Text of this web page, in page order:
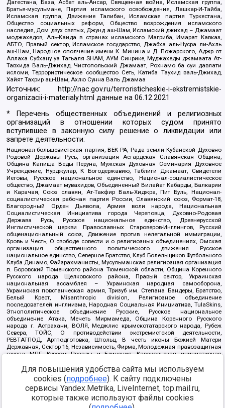
Дагестана, База, Асбат аль-Ансар, Священная война, Исламская группа,
Братья-мусульмане, Партия исламского освобождения, Лашкар-И-Тайба,
Исламская группа, Движение Талибан, Исламская партия Туркестана,
Общество социальных реформ, Общество возрождения исламского
наследия, Дом двух святых, Джунд аш-Шам, Исламский джихад – Джамаат
моджахедов, Аль-Каида в странах исламского Магриба, Имарат Кавказ,
АБТО, Правый сектор, Исламское государство, Джабха аль-Нусра ли-Ахль
аш-Шам, Народное ополчение имени К. Минина и Д. Пожарского, Аджр от
Аллаха Субхану уа Тагьаля SHAM, АУМ Синрике, Муджахеды джамаата Ат-
Тавхида Валь-Джихад, Чистопольский Джамаат, Рохнамо ба суи давлати
исломи, Террористическое сообщество Сеть, Катиба Таухид валь-Джихад,
Хайят Тахрир аш-Шам, Ахлю Сунна Валь Джамаа
Источник:
http://nac.gov.ru/terroristicheskie-i-ekstremistskie-
organizacii-i-materialy.html данные на06.12.2021
* Перечень общественных объединений и религиозных
организаций в отношении которых судом принято
вступившее в законную силу решение о ликвидации или
запрете деятельности:
Национал-большевистская партия, ВЕК РА, Рада земли Кубанской Духовно
Родовой Державы Русь, организация Асгардская Славянская Община,
Община Капища Веды Перуна, Мужская Духовная Семинария Духовное
Учреждение, Нурджулар, К Богодержавию, Таблиги Джамаат, Свидетели
Иеговы, Русское национальное единство, Национал-социалистическое
общество, Джамаат мувахидов, Объединенный Вилайат Кабарды, Балкарии
и Карачая, Союз славян, Ат-Такфир Валь-Хиджра, Пит Буль, Национал-
социалистическая рабочая партия России, Славянский союз, Формат-18,
Благородный Орден Дьявола, Армия воли народа, Национальная
Социалистическая Инициатива города Череповца, Духовно-Родовая
Держава Русь, Русское национальное единство, Древнерусской
Инглистической церкви Православных Староверов-Инглингов, Русский
общенациональный союз, Движение против нелегальной иммиграции,
Кровь и Честь, О свободе совести и о религиозных объединениях, Омская
организация общественного политического движения Русское
национальное единство, Северное Братство, Клуб Болельщиков Футбольного
Клуба Динамо, Файзрахманисты, Мусульманская религиозная организация
п. Боровский Тюменского района Тюменской области, Община Коренного
Русского народа Щелковского района, Правый сектор, Украинская
национальная ассамблея – Украинская народная самооборона,
Украинская повстанческая армия, Тризуб им. Степана Бандеры, Братство,
Белый Крест, Misanthropic division, Религиозное объединение
последователей инглиизма, Народная Социальная Инициатива, TulaSkins,
Этнополитическое объединение Русские, Русское национальное
объединение Атака, Мечеть Мирмамеда, Община Коренного Русского
народа г. Астрахани, ВОЛЯ, Меджлис крымскотатарского народа, Рубеж
Севера, ТОЙС, О противодействии экстремистской деятельности,
РЕВТАТПОД, Артподготовка, Штольц, В честь иконы Божией Матери
Державная, Сектор 16, Независимость, Фирма, Молодежная правозащитная
группа МПГ, Курсом Правды и Единения, Каракольская инициативная
Благотворительный пансионат Ак Умут, Русская республика Русь,
Арестантское уголовное единство, Башкорт, Нация и свобода, W.H.С., Фалунь
Дафа, Иртыш Ultras, Русский Патриотический клуб-Новокузнецк/РПК,
Сибирский державный союз, Фонд борьбы с коррупцией, Фонд защиты прав
граждан, Штабы Навального, Совет граждан СССР Прикубанского округа г.
Для повышения удобства сайта мы используем
cookies (подробнее). К сайту подключены
сервисы Yandex.Metrika, LiveInternet, top.mail.ru,
которые также используют файлы cookies